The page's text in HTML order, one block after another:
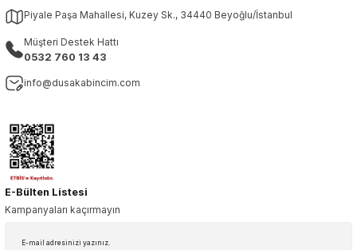
Piyale Paşa Mahallesi, Kuzey Sk., 34440 Beyoğlu/İstanbul
Müşteri Destek Hattı
0532 760 13 43
info@dusakabincim.com
E-Bülten Listesi
Kampanyaları kaçırmayın